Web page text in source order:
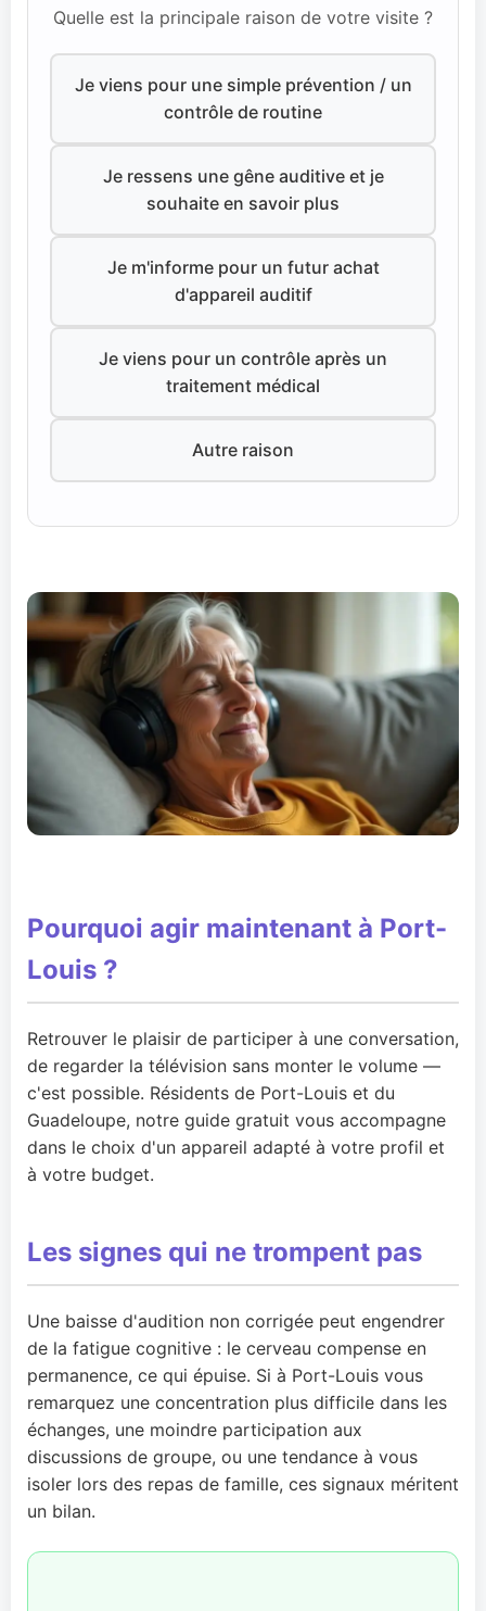
Quelle est la principale raison de votre visite ?
Je viens pour une simple prévention / un
contrôle de routine
Je ressens une gêne auditive et je
souhaite en savoir plus
Je m'informe pour un futur achat
d'appareil auditif
Je viens pour un contrôle après un
traitement médical
Autre raison
Pourquoi agir maintenant à Port-
Louis ?
Retrouver le plaisir de participer à une conversation,
de regarder la télévision sans monter le volume —
c'est possible. Résidents de Port-Louis et du
Guadeloupe, notre guide gratuit vous accompagne
dans le choix d'un appareil adapté à votre profil et
à votre budget.
Les signes qui ne trompent pas
Une baisse d'audition non corrigée peut engendrer
de la fatigue cognitive : le cerveau compense en
permanence, ce qui épuise. Si à Port-Louis vous
remarquez une concentration plus difficile dans les
échanges, une moindre participation aux
discussions de groupe, ou une tendance à vous
isoler lors des repas de famille, ces signaux méritent
un bilan.